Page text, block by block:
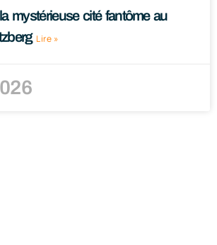
mystérieuse cité fantôme au
Lire »